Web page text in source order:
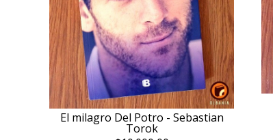
El milagro Del Potro - Sebastian
Torok